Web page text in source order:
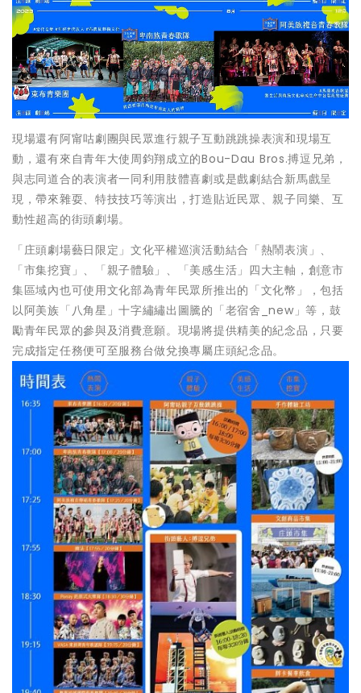
現場還有阿甯咕劇團與民眾進行親子互動跳跳操表演和現場互
動，還有來自青年大使周鈞翔成立的Bou-Dau Bros.搏逗兄弟，
與志同道合的表演者一同利用肢體喜劇或是戲劇結合新馬戲呈
現，帶來雜耍、特技技巧等演出，打造貼近民眾、親子同樂、互
動性超高的街頭劇場。
「庄頭劇場藝日限定」文化平權巡演活動結合「熱鬧表演」、
「市集挖寶」、「親子體驗」、「美感生活」四大主軸，創意市
集區域內也可使用文化部為青年民眾所推出的「文化幣」，包括
以阿美族「八角星」十字繡繡出圖騰的「老宿舍_new」等，鼓
勵青年民眾的參與及消費意願。現場將提供精美的紀念品，只要
完成指定任務便可至服務台做兌換專屬庄頭紀念品。